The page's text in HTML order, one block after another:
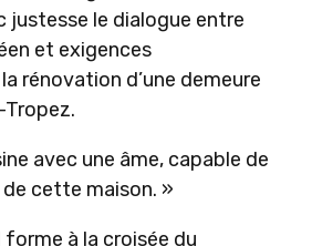
justesse le dialogue entre
et exigences
rénovation d’une demeure
avec une âme, capable de
cette maison. »
à la croisée du